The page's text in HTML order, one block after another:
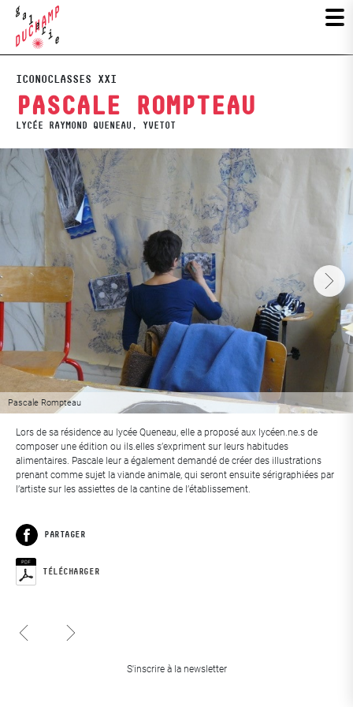
ICONOCLASSES XXI
PASCALE ROMPTEAU
LYCÉE RAYMOND QUENEAU, YVETOT
Pascale Rompteau
Lors de sa résidence au lycée Queneau, elle a proposé aux lycéen.ne.s de
composer une édition ou ils.elles s’expriment sur leurs habitudes
alimentaires. Pascale leur a également demandé de créer des illustrations
prenant comme sujet la viande animale, qui seront ensuite sérigraphiées par
l’artiste sur les assiettes de la cantine de l’établissement.
Facebook
PARTAGER
TÉLÉCHARGER
S'inscrire à la newsletter